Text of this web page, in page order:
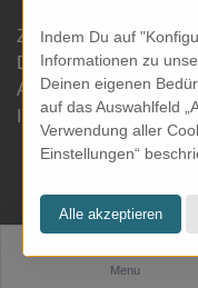
Menu
Zahlung und Versand
Datenschutz
AGB
Impressum
Indem Du auf
Informationen zu
Deinen eigenen
auf das Auswahlfeld
Verwendung aller
Einstellungen“